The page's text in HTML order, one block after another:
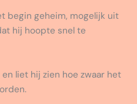
begin geheim, mogelijk uit
hij hoopte snel te
liet hij zien hoe zwaar het